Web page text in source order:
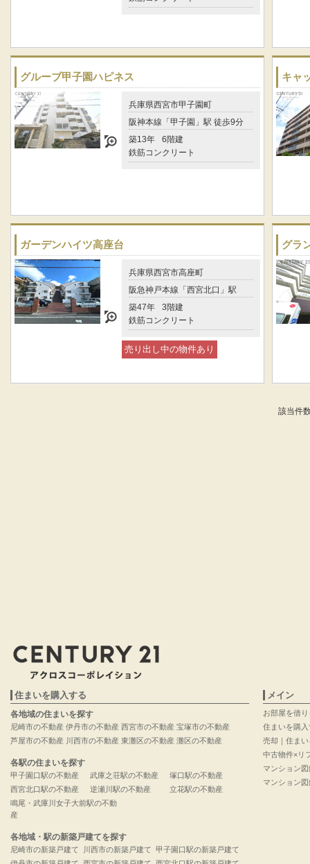
グルーブ甲子園ハピネス
兵庫県西宮市甲子園町
阪神本線「甲子園」駅 徒歩9分
築13年
6階建
鉄筋コンクリート
キャ
ガーデンハイツ高座台
兵庫県西宮市高座町
阪急神戸本線「西宮北口」駅
築47年
3階建
鉄筋コンクリート
売り出し中の物件あり
グラ
該当件
住まいを購入する
各地域の住まいを探す
尼崎市の不動産
芦屋市の不動産
伊丹市の不動産
川西市の不動産
西宮市の不動産
東灘区の不動産
宝塚市の不動産
灘区の不動産
各駅の住まいを探す
甲子園口駅の不動産
西宮北口駅の不動産
武庫之荘駅の不動産
逆瀬川駅の不動産
塚口駅の不動産
立花駅の不動産
鳴尾・武庫川女子大前駅の不動
産
各地域・駅の新築戸建てを探す
尼崎市の新築戸建て
川西市の新築戸建て 甲子園口駅の新築戸建て
メイン
お部屋を借り
住まいを購入
売却｜住ま
中古物件×リ
マンション
マンション